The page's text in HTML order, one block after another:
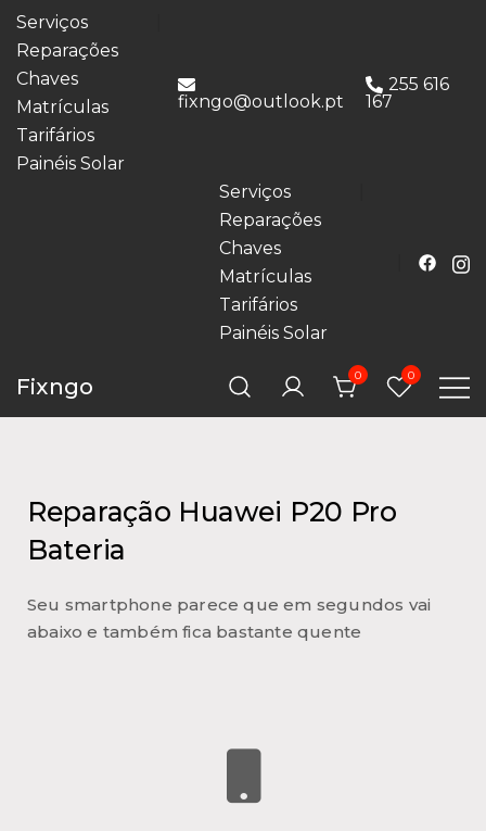
Serviços
Reparações
Chaves
Matrículas
Tarifários
Painéis Solar
fixngo@outlook.pt
255 616
167
Serviços
Reparações
Chaves
Matrículas
Tarifários
Painéis Solar
Fixngo 0 0
Reparação Huawei P20 Pro
Bateria
Seu smartphone parece que em segundos vai
abaixo e também fica bastante quente